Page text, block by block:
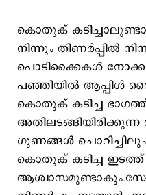
കൊതുക്
നിന്നും തിണർപ്പിൽ
പൊടിക്കൈകൾ
പഞ്ഞിയിൽ ആപ്പിൾ
കൊതുക് കടിച്ച
അതിലടങ്ങിയിരിക്കുന്ന
ഗുണങ്ങൾ
കൊതുക് കടിച്ച ഇടത്ത്